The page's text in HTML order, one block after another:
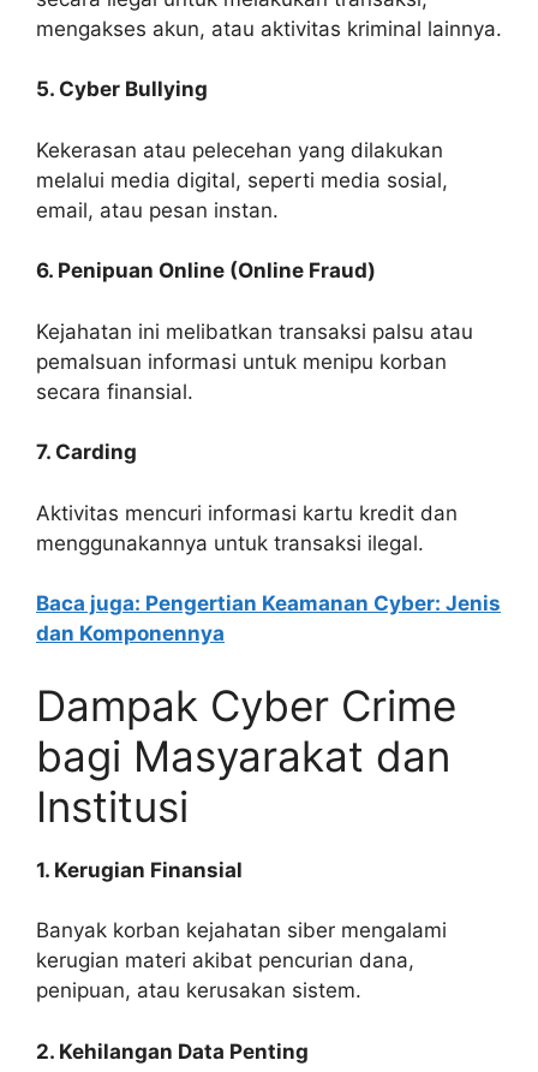
mengakses akun, atau aktivitas kriminal lainnya.
5. Cyber Bullying
Kekerasan atau pelecehan yang dilakukan
melalui media digital, seperti media sosial,
email, atau pesan instan.
6. Penipuan Online (Online Fraud)
Kejahatan ini melibatkan transaksi palsu atau
pemalsuan informasi untuk menipu korban
secara finansial.
7. Carding
Aktivitas mencuri informasi kartu kredit dan
menggunakannya untuk transaksi ilegal.
Baca juga: Pengertian Keamanan Cyber: Jenis
dan Komponennya
Dampak Cyber Crime
bagi Masyarakat dan
Institusi
1. Kerugian Finansial
Banyak korban kejahatan siber mengalami
kerugian materi akibat pencurian dana,
penipuan, atau kerusakan sistem.
2. Kehilangan Data Penting